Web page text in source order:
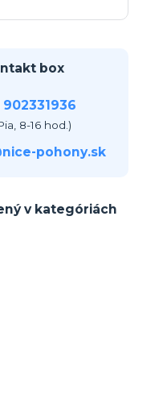
box
902331936
8-16 hod.)
pohony.sk
v kategóriách